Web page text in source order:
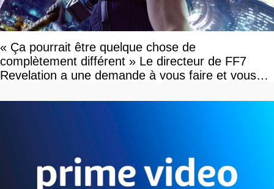
« Ça pourrait être quelque chose de
complètement différent » Le directeur de FF7
Revelation a une demande à vous faire et vous